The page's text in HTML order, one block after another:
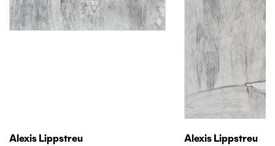
Alexis Lippstreu
Alexis Lippstreu